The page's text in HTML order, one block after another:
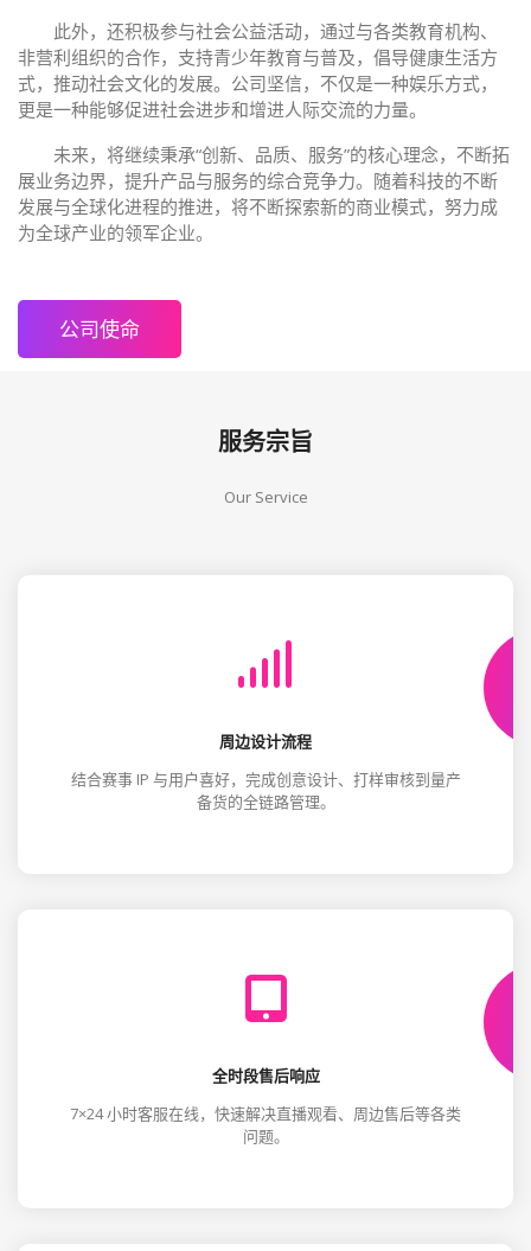
此外，还积极参与社会公益活动，通过与各类教育机构、
非营利组织的合作，支持青少年教育与普及，倡导健康生活方
式，推动社会文化的发展。公司坚信，不仅是一种娱乐方式，
更是一种能够促进社会进步和增进人际交流的力量。
未来，将继续秉承“创新、品质、服务”的核心理念，不断拓
展业务边界，提升产品与服务的综合竞争力。随着科技的不断
发展与全球化进程的推进，将不断探索新的商业模式，努力成
为全球产业的领军企业。
公司使命
服务宗旨
Our Service
周边设计流程
结合赛事 IP 与用户喜好，完成创意设计、打样审核到量产
备货的全链路管理。
全时段售后响应
7×24 小时客服在线，快速解决直播观看、周边售后等各类
问题。